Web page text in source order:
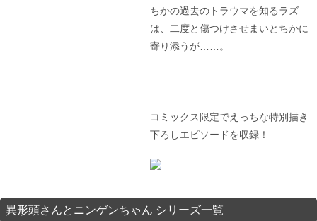
ちかの過去のトラウマを知るラズ
は、二度と傷つけさせまいとちかに
寄り添うが……。
コミックス限定でえっちな特別描き
下ろしエピソードを収録！
異形頭さんとニンゲンちゃん シリーズ一覧